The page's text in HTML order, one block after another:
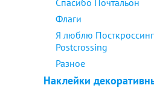
Спасибо Почтальон
Флаги
Я люблю
Postcrossing
Разное
Наклейки